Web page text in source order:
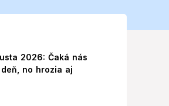
2026: Čaká nás
no hrozia aj